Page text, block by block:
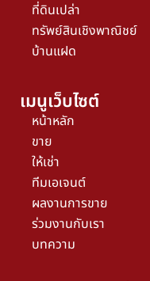
ที่ดินเปล่า
ทรัพย์สินเชิงพาณิชย์
บ้านแฝด
เมนูเว็บไซต์
หน้าหลัก
ขาย
ให้เช่า
ทีมเอเจนต์
ผลงานการขาย
ร่วมงานกับเรา
บทความ